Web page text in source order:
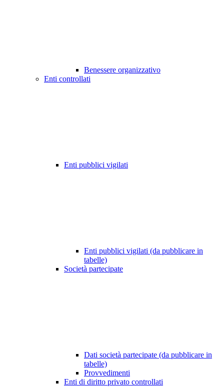
Benessere organizzativo
Enti controllati
Enti pubblici vigilati
Enti pubblici vigilati (da pubblicare in
tabelle)
Società partecipate
Dati società partecipate (da pubblicare in
tabelle)
Provvedimenti
Enti di diritto privato controllati